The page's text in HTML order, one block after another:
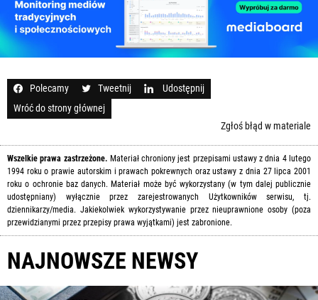
Polecamy Tweetnij
Udostępnij
Wróć do strony głównej
Zgłoś błąd w materiale
Wszelkie prawa zastrzeżone. Materiał chroniony jest przepisami ustawy z dnia 4 lutego
1994 roku o prawie autorskim i prawach pokrewnych oraz ustawy z dnia 27 lipca 2001
roku o ochronie baz danych. Materiał może być wykorzystany (w tym dalej publicznie
udostępniany) wyłącznie przez zarejestrowanych Użytkowników serwisu, tj.
dziennikarzy/media. Jakiekolwiek wykorzystywanie przez nieuprawnione osoby (poza
przewidzianymi przez przepisy prawa wyjątkami) jest zabronione.
NAJNOWSZE NEWSY